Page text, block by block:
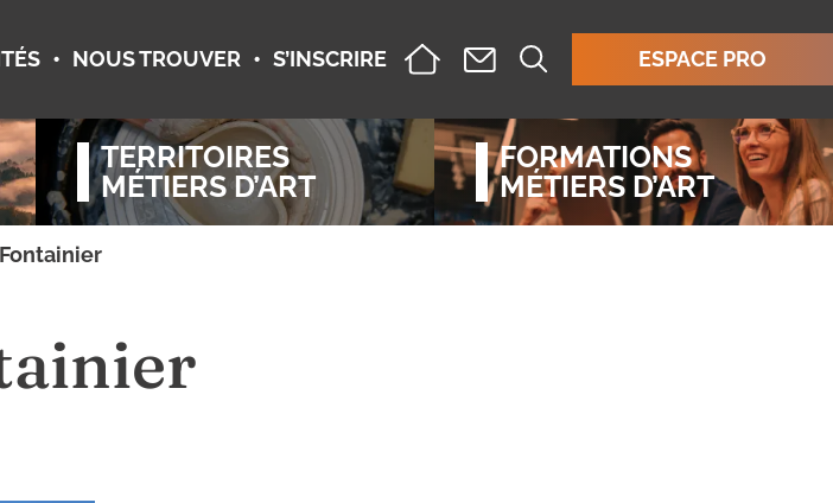
• NOUS TROUVER • S’INSCRIRE ESPACE PRO
TERRITOIRES
MÉTIERS D’ART
FORMATIONS
MÉTIERS D’ART
Fontainier